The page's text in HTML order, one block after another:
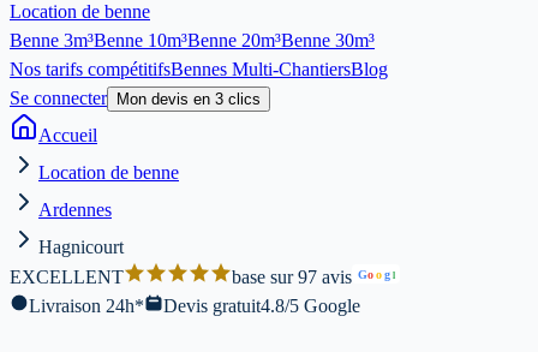
Location de benne
Benne 3m³Benne 10m³Benne 20m³Benne 30m³
Nos tarifs compétitifsBennes Multi-ChantiersBlog
Se connecter
Mon devis en 3 clics
Accueil
Location de benne
Ardennes
Hagnicourt
EXCELLENT
base sur 97 avis Goog l
Livraison 24h* Devis gratuit4.8/5 Google